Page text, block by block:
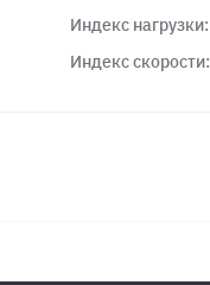
Индекс нагрузки:
Индекс скорости: